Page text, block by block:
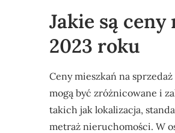
Jakie są
2023 roku
Ceny mieszkań na
mogą być zróżnicowane i
takich jak lokalizacja,
metraż nieruchomości. W